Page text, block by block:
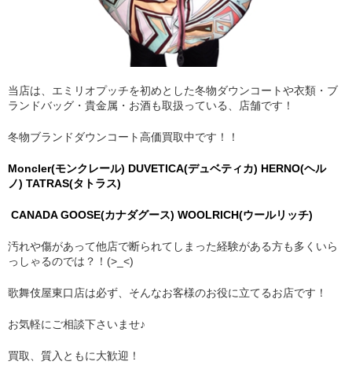
当店は、エミリオプッチを初めとした冬物ダウンコートや衣類・ブ
ランドバッグ・貴金属・お酒も取扱っている、店舗です！
冬物ブランドダウンコート高価買取中です！！
Moncler(モンクレール) DUVETICA(デュベティカ) HERNO(ヘル
ノ) TATRAS(タトラス)
CANADA GOOSE(カナダグース) WOOLRICH(ウールリッチ)
汚れや傷があって他店で断られてしまった経験がある方も多くいら
っしゃるのでは？！(>_<)
歌舞伎屋東口店は必ず、そんなお客様のお役に立てるお店です！
お気軽にご相談下さいませ♪
買取、質入ともに大歓迎！